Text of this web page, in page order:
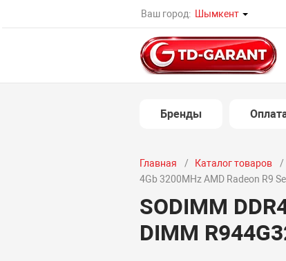
Ваш город: Шымкент
Бренды
Главная Каталог товаров
4Gb 3200MHz AMD Radeon R9
SODIMM
DIMM